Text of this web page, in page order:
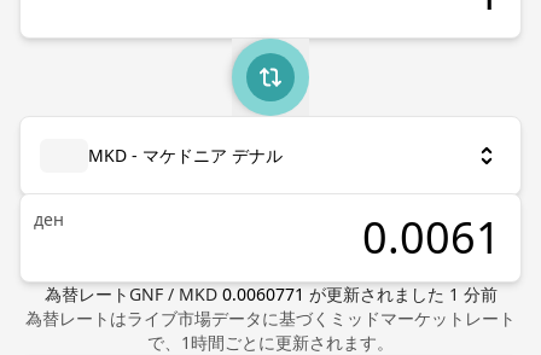
MKD - マケドニア デナル
ден
為替レート GNF/ MKD 0.0060771 が更新されました 1 分前
為替レートはライブ市場データに基づくミッドマーケットレート
で、1時間ごとに更新されます。